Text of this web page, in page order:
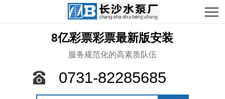
8亿彩票彩票最新版安装
服务规范化的高素质队伍
0731-82285685